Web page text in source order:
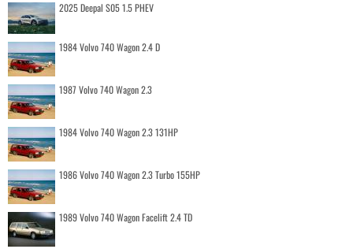
2025 Deepal S05 1.5 PHEV
1984 Volvo 740 Wagon 2.4 D
1987 Volvo 740 Wagon 2.3
1984 Volvo 740 Wagon 2.3 131HP
1986 Volvo 740 Wagon 2.3 Turbo 155HP
1989 Volvo 740 Wagon Facelift 2.4 TD